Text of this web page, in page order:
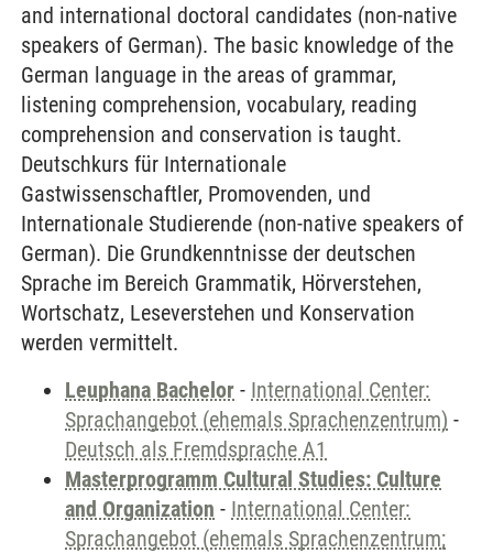
and international doctoral candidates (non-native
speakers of German). The basic knowledge of the
German language in the areas of grammar,
listening comprehension, vocabulary, reading
comprehension and conservation is taught.
Deutschkurs für Internationale
Gastwissenschaftler, Promovenden, und
Internationale Studierende (non-native speakers of
German). Die Grundkenntnisse der deutschen
Sprache im Bereich Grammatik, Hörverstehen,
Wortschatz, Leseverstehen und Konservation
werden vermittelt.
Leuphana Bachelor - International Center:
Sprachangebot (ehemals Sprachenzentrum) -
Deutsch als Fremdsprache A1
Masterprogramm Cultural Studies: Culture
and Organization - International Center:
Sprachangebot (ehemals Sprachenzentrum;